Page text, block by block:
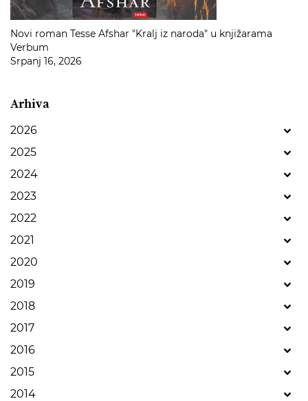
Novi roman Tesse Afshar "Kralj iz naroda" u knjižarama
Verbum
Srpanj 16, 2026
Arhiva
2026
2025
2024
2023
2022
2021
2020
2019
2018
2017
2016
2015
2014